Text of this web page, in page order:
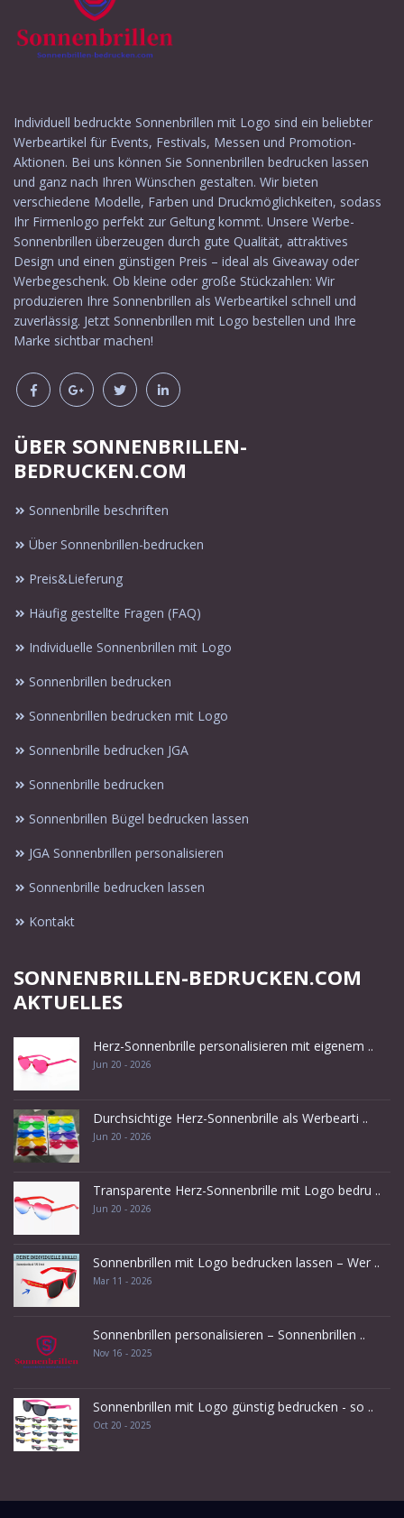
Individuell bedruckte Sonnenbrillen mit Logo sind ein beliebter
Werbeartikel für Events, Festivals, Messen und Promotion-
Aktionen. Bei uns können Sie Sonnenbrillen bedrucken lassen
und ganz nach Ihren Wünschen gestalten. Wir bieten
verschiedene Modelle, Farben und Druckmöglichkeiten, sodass
Ihr Firmenlogo perfekt zur Geltung kommt. Unsere Werbe-
Sonnenbrillen überzeugen durch gute Qualität, attraktives
Design und einen günstigen Preis – ideal als Giveaway oder
Werbegeschenk. Ob kleine oder große Stückzahlen: Wir
produzieren Ihre Sonnenbrillen als Werbeartikel schnell und
zuverlässig. Jetzt Sonnenbrillen mit Logo bestellen und Ihre
Marke sichtbar machen!
ÜBER SONNENBRILLEN-
BEDRUCKEN.COM
Sonnenbrille beschriften
Über Sonnenbrillen-bedrucken
Preis&Lieferung
Häufig gestellte Fragen (FAQ)
Individuelle Sonnenbrillen mit Logo
Sonnenbrillen bedrucken
Sonnenbrillen bedrucken mit Logo
Sonnenbrille bedrucken JGA
Sonnenbrille bedrucken
Sonnenbrillen Bügel bedrucken lassen
JGA Sonnenbrillen personalisieren
Sonnenbrille bedrucken lassen
Kontakt
SONNENBRILLEN-BEDRUCKEN.COM
AKTUELLES
Herz-Sonnenbrille personalisieren mit eigenem ..
Jun 20 - 2026
Durchsichtige Herz-Sonnenbrille als Werbearti ..
Jun 20 - 2026
Transparente Herz-Sonnenbrille mit Logo bedru ..
Jun 20 - 2026
Sonnenbrillen mit Logo bedrucken lassen – Wer ..
Mar 11 - 2026
Sonnenbrillen personalisieren – Sonnenbrillen ..
Nov 16 - 2025
Sonnenbrillen mit Logo günstig bedrucken - so ..
Oct 20 - 2025